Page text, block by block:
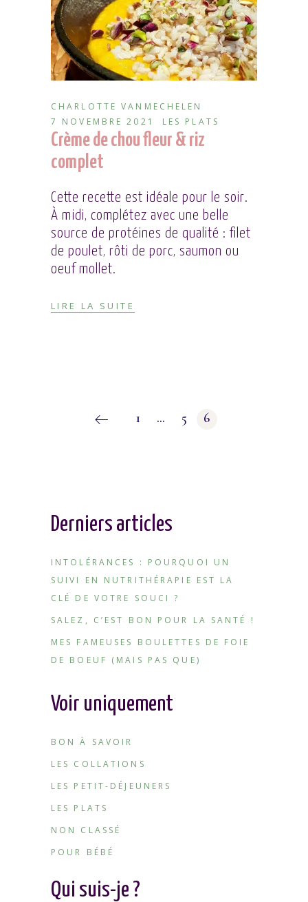
CHARLOTTE VANMECHELEN
7 NOVEMBRE 2021
LES PLATS
Crème de chou fleur & riz
complet
Cette recette est idéale pour le soir.
À midi, complétez avec une belle
source de protéines de qualité : filet
de poulet, rôti de porc, saumon ou
oeuf mollet.
LIRE LA SUITE
Navigation
1 … 5 6
Derniers articles
INTOLÉRANCES : POURQUOI UN
SUIVI EN NUTRITHÉRAPIE EST LA
CLÉ DE VOTRE SOUCI ?
SALEZ, C’EST BON POUR LA SANTÉ !
MES FAMEUSES BOULETTES DE FOIE
DE BOEUF (MAIS PAS QUE)
Voir uniquement
BON À SAVOIR
LES COLLATIONS
LES PETIT-DÉJEUNERS
LES PLATS
NON CLASSÉ
POUR BÉBÉ
Qui suis-je ?